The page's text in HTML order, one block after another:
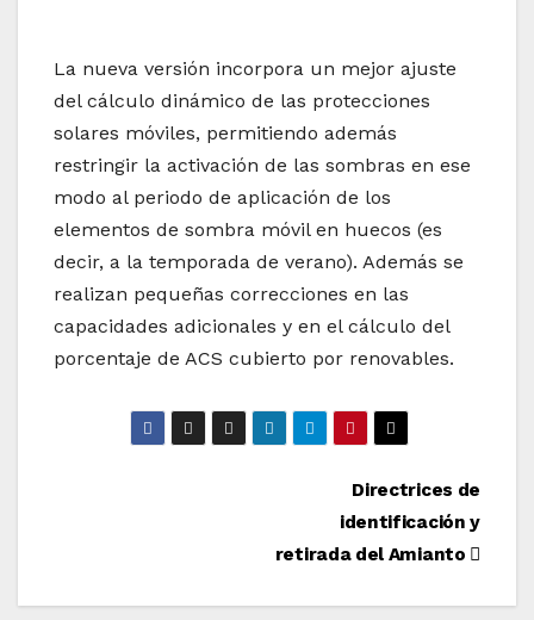
La nueva versión incorpora un mejor ajuste
del cálculo dinámico de las protecciones
solares móviles, permitiendo además
restringir la activación de las sombras en ese
modo al periodo de aplicación de los
elementos de sombra móvil en huecos (es
decir, a la temporada de verano). Además se
realizan pequeñas correcciones en las
capacidades adicionales y en el cálculo del
porcentaje de ACS cubierto por renovables.
entradas
Directrices de
identificación y
retirada del Amianto